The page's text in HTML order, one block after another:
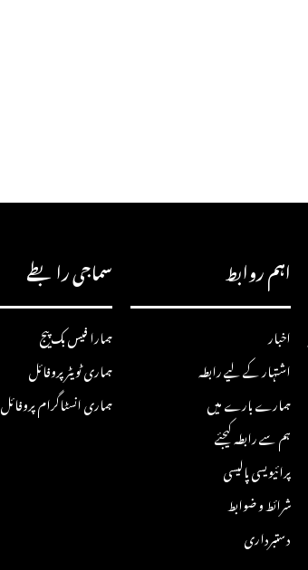
اہم روابط
اخبار
اشتہار کے لیے رابطہ
ہمارے بارے میں
ہم سے رابطہ کیجئے
پرائیویسی پالیسی
شرائط و ضوابط
دستبرداری
سماجی رابطے
ہمارا فیس بک پیج
ہماری ٹویٹر پروفائل
ہماری انسٹاگرام پروفائل